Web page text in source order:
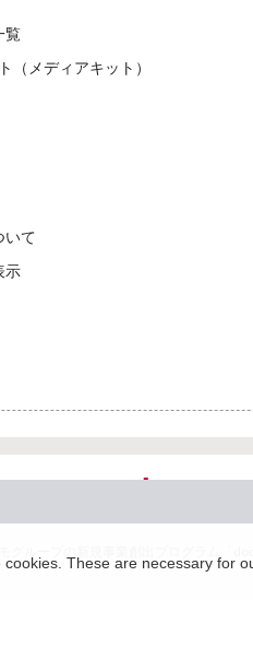
覧
メディアキット）
いて
示
These are necessary for